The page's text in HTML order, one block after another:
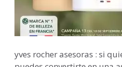
yves rocher asesoras : si